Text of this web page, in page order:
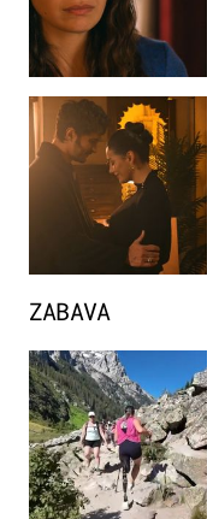
ZABAVA